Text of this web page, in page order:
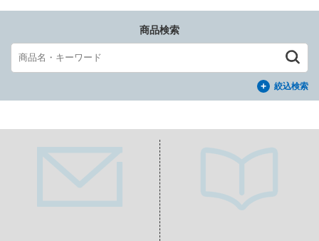
商品検索
絞込検索